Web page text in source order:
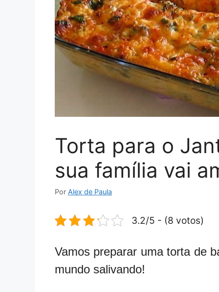
Torta para o
sua família vai
Por Alex de Paula
3.2/5 - (8 votos)
Vamos preparar uma torta de
mundo salivando!